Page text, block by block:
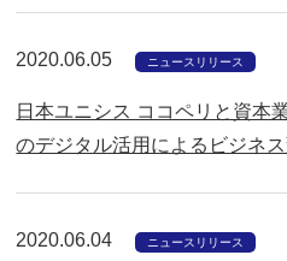
2020.06.05 ニュースリリース
日本ユニシス ココペリと資本
のデジタル活用によるビジネ
2020.06.04 ニュースリリース